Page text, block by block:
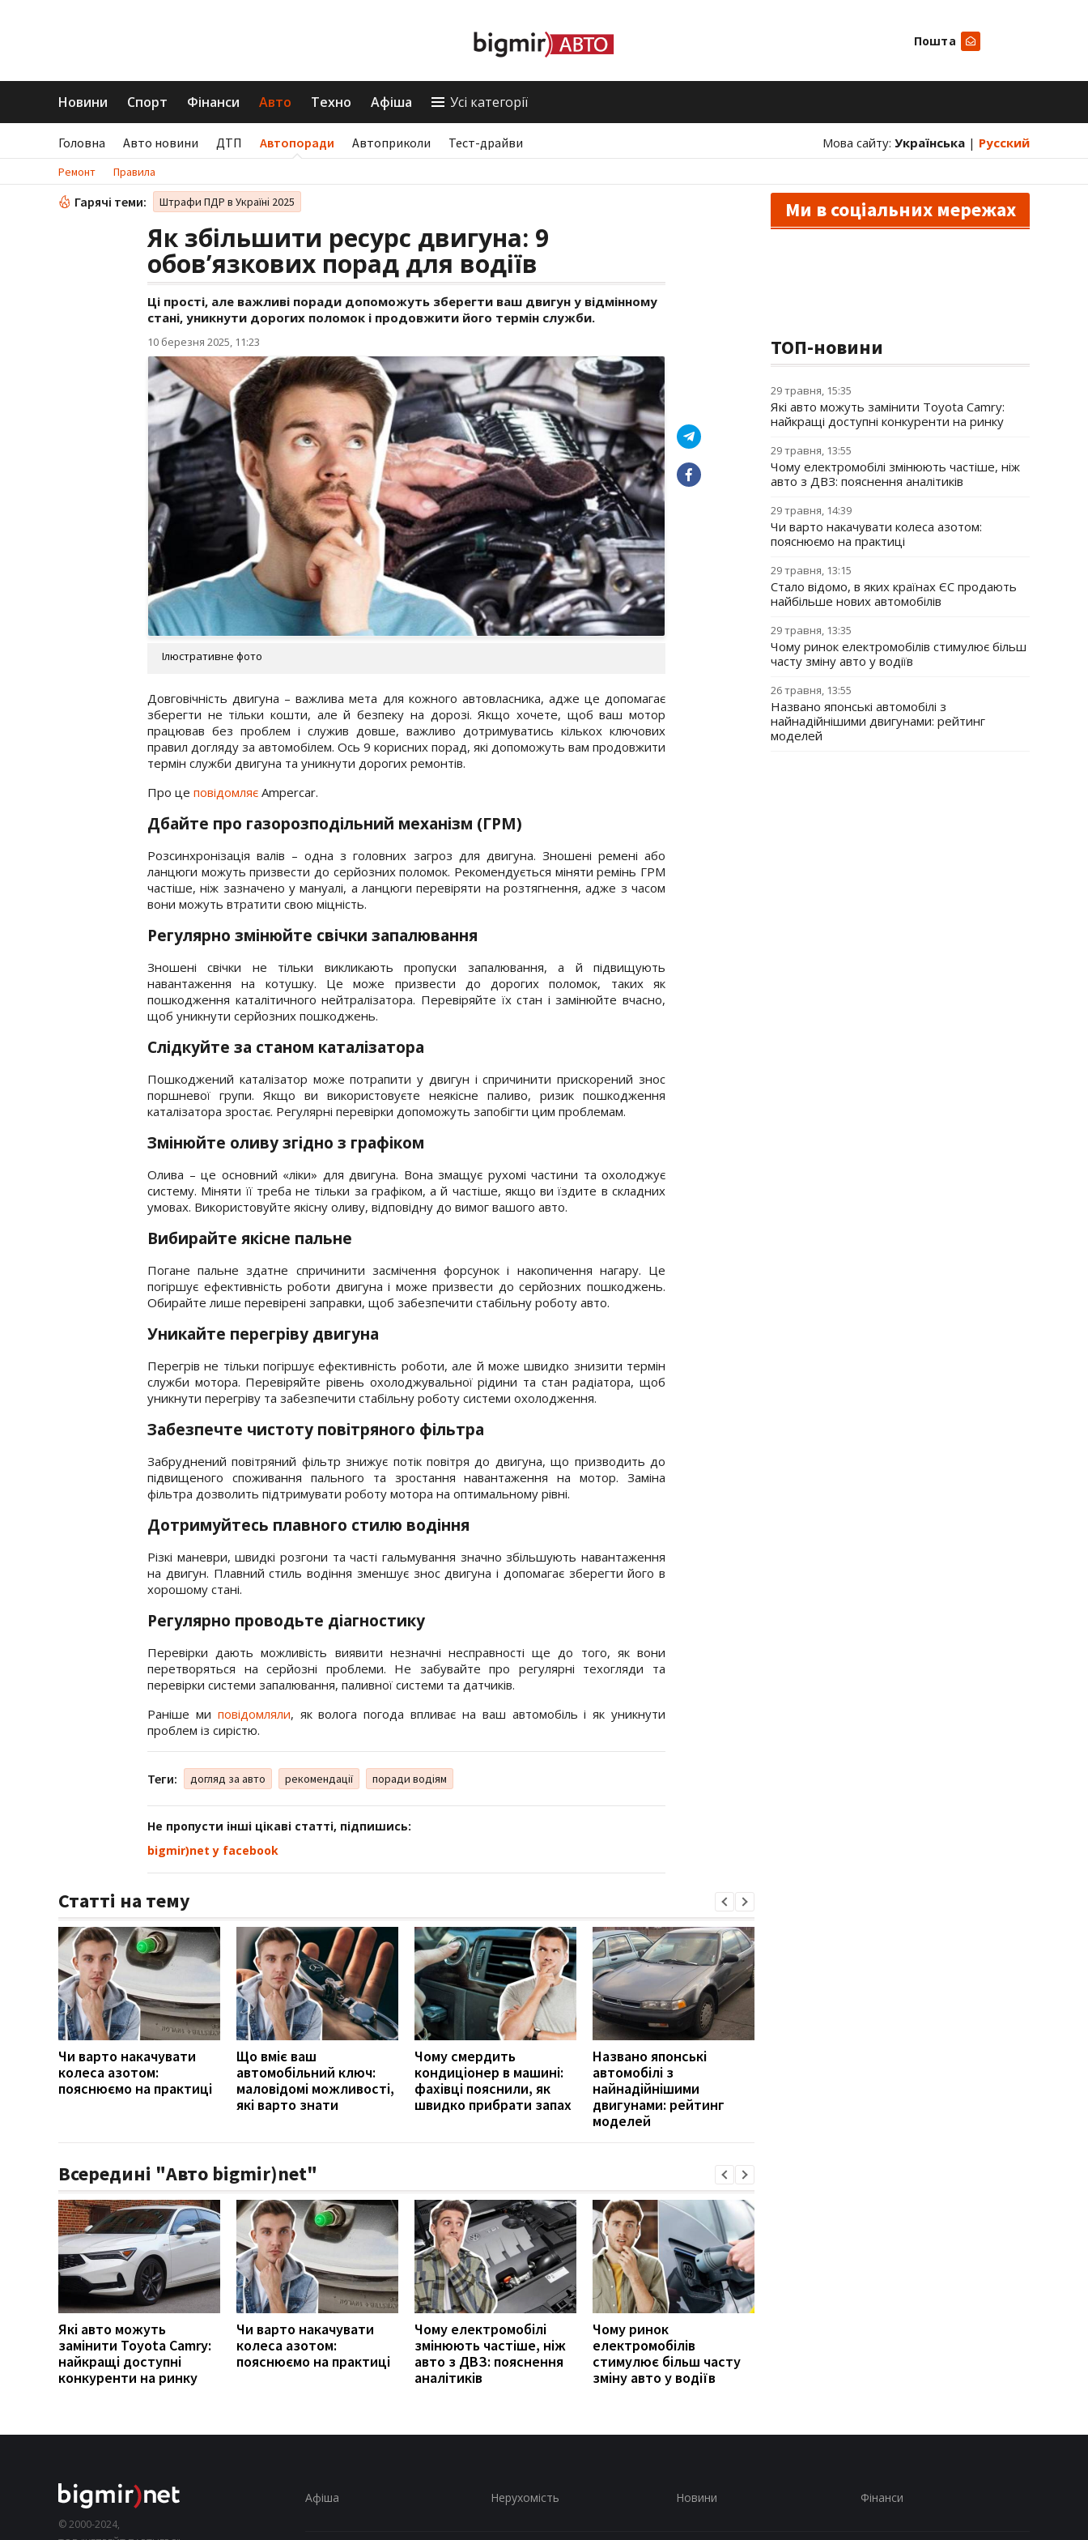
Пошта
Новини Спорт Фінанси Авто Техно Афіша Усі категорії
Головна Авто новини ДТП Автопоради Автоприколи Тест-драйви Мова сайту: Українська | Русский
Ремонт Правила
Гарячі теми: Штрафи ПДР в Україні 2025
Як збільшити ресурс двигуна: 9
обов’язкових порад для водіїв
Ці прості, але важливі поради допоможуть зберегти ваш двигун у відмінному
стані, уникнути дорогих поломок і продовжити його термін служби.
10 березня 2025, 11:23
Ілюстративне фото
Довговічність двигуна – важлива мета для кожного автовласника, адже це допомагає
зберегти не тільки кошти, але й безпеку на дорозі. Якщо хочете, щоб ваш мотор
працював без проблем і служив довше, важливо дотримуватись кількох ключових
правил догляду за автомобілем. Ось 9 корисних порад, які допоможуть вам продовжити
термін служби двигуна та уникнути дорогих ремонтів.
Про це повідомляє Ampercar.
Дбайте про газорозподільний механізм (ГРМ)
Розсинхронізація валів – одна з головних загроз для двигуна. Зношені ремені або
ланцюги можуть призвести до серйозних поломок. Рекомендується міняти ремінь ГРМ
частіше, ніж зазначено у мануалі, а ланцюги перевіряти на розтягнення, адже з часом
вони можуть втратити свою міцність.
Регулярно змінюйте свічки запалювання
Зношені свічки не тільки викликають пропуски запалювання, а й підвищують
навантаження на котушку. Це може призвести до дорогих поломок, таких як
пошкодження каталітичного нейтралізатора. Перевіряйте їх стан і замінюйте вчасно,
щоб уникнути серйозних пошкоджень.
Слідкуйте за станом каталізатора
Пошкоджений каталізатор може потрапити у двигун і спричинити прискорений знос
поршневої групи. Якщо ви використовуєте неякісне паливо, ризик пошкодження
каталізатора зростає. Регулярні перевірки допоможуть запобігти цим проблемам.
Змінюйте оливу згідно з графіком
Олива – це основний «ліки» для двигуна. Вона змащує рухомі частини та охолоджує
систему. Міняти її треба не тільки за графіком, а й частіше, якщо ви їздите в складних
умовах. Використовуйте якісну оливу, відповідну до вимог вашого авто.
Вибирайте якісне пальне
Погане пальне здатне спричинити засмічення форсунок і накопичення нагару. Це
погіршує ефективність роботи двигуна і може призвести до серйозних пошкоджень.
Обирайте лише перевірені заправки, щоб забезпечити стабільну роботу авто.
Уникайте перегріву двигуна
Перегрів не тільки погіршує ефективність роботи, але й може швидко знизити термін
служби мотора. Перевіряйте рівень охолоджувальної рідини та стан радіатора, щоб
уникнути перегріву та забезпечити стабільну роботу системи охолодження.
Забезпечте чистоту повітряного фільтра
Забруднений повітряний фільтр знижує потік повітря до двигуна, що призводить до
підвищеного споживання пального та зростання навантаження на мотор. Заміна
фільтра дозволить підтримувати роботу мотора на оптимальному рівні.
Дотримуйтесь плавного стилю водіння
Різкі маневри, швидкі розгони та часті гальмування значно збільшують навантаження
на двигун. Плавний стиль водіння зменшує знос двигуна і допомагає зберегти його в
хорошому стані.
Регулярно проводьте діагностику
Перевірки дають можливість виявити незначні несправності ще до того, як вони
перетворяться на серйозні проблеми. Не забувайте про регулярні техогляди та
перевірки системи запалювання, паливної системи та датчиків.
Раніше ми повідомляли, як волога погода впливає на ваш автомобіль і як уникнути
проблем із сирістю.
Теги: догляд за авто рекомендації поради водіям
Не пропусти інші цікаві статті, підпишись:
bigmir)net у facebook
Статті на тему
Чи варто накачувати
колеса азотом:
пояснюємо на практиці
Що вміє ваш
автомобільний ключ:
маловідомі можливості,
які варто знати
Чому смердить
кондиціонер в машині:
фахівці пояснили, як
швидко прибрати запах
Названо японські
автомобілі з
найнадійнішими
двигунами: рейтинг
моделей
Всередині "Авто bigmir)net"
Які авто можуть
замінити Toyota Camry:
найкращі доступні
конкуренти на ринку
Чи варто накачувати
колеса азотом:
пояснюємо на практиці
Чому електромобілі
змінюють частіше, ніж
авто з ДВЗ: пояснення
аналітиків
Чому ринок
електромобілів
стимулює більш часту
зміну авто у водіїв
Ми в соціальних мережах
ТОП-новини
29 травня, 15:35
Які авто можуть замінити Toyota Camry:
найкращі доступні конкуренти на ринку
29 травня, 13:55
Чому електромобілі змінюють частіше, ніж
авто з ДВЗ: пояснення аналітиків
29 травня, 14:39
Чи варто накачувати колеса азотом:
пояснюємо на практиці
29 травня, 13:15
Стало відомо, в яких країнах ЄС продають
найбільше нових автомобілів
29 травня, 13:35
Чому ринок електромобілів стимулює більш
часту зміну авто у водіїв
26 травня, 13:55
Названо японські автомобілі з
найнадійнішими двигунами: рейтинг
моделей
© 2000-2024,
Афіша Нерухомість Новини Фінанси